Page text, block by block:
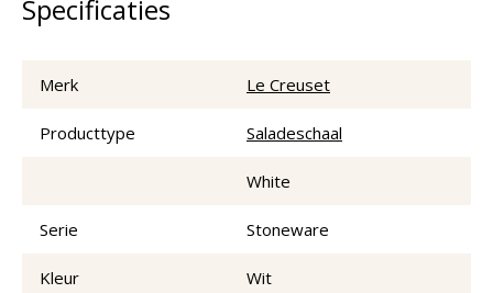
Specificaties
Merk Le Creuset
Producttype Saladeschaal
White
Serie Stoneware
Kleur Wit